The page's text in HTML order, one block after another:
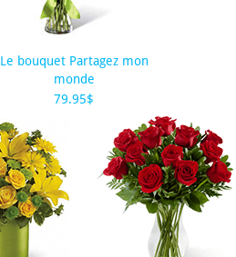
Le bouquet Partagez mon
monde
79.95$